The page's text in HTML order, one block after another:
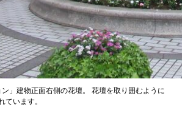
ン」建物正面右側の花壇。 花壇を取り囲むように
ています。